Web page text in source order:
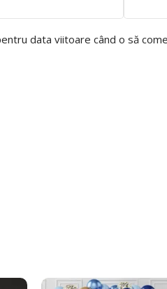
data viitoare când o să